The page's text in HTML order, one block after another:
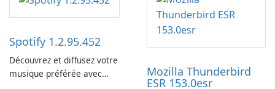
Spotify 1.2.95.452
Découvrez et diffusez votre
musique préférée avec
Mozilla Thunderbird
ESR 153.0esr